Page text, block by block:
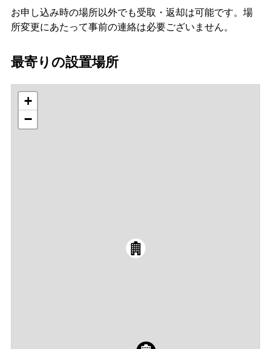
お申し込み時の場所以外でも受取・返却は可能です。場
所変更にあたって事前の連絡は必要ございません。
最寄りの設置場所
+
−